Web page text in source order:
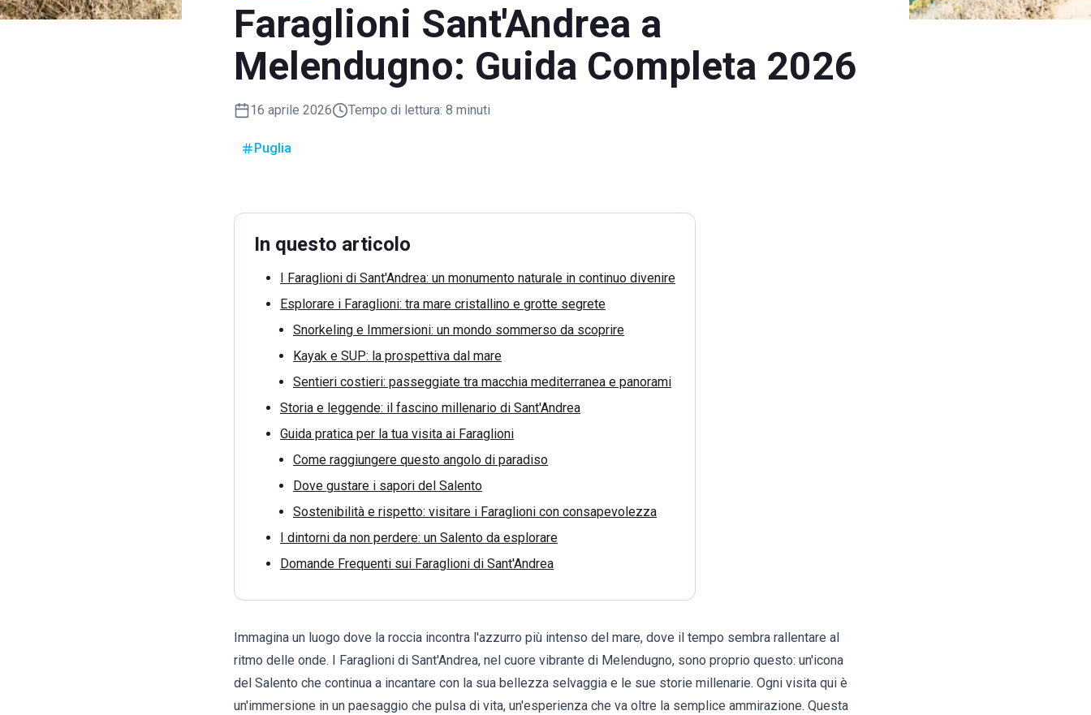
Faraglioni Sant'Andrea a
Melendugno: Guida Completa 2026
16 aprile 2026 Tempo di lettura: 8 minuti
Puglia
In questo articolo
I Faraglioni di Sant'Andrea: un monumento naturale in continuo divenire
Esplorare i Faraglioni: tra mare cristallino e grotte segrete
Snorkeling e Immersioni: un mondo sommerso da scoprire
Kayak e SUP: la prospettiva dal mare
Sentieri costieri: passeggiate tra macchia mediterranea e panorami
Storia e leggende: il fascino millenario di Sant'Andrea
Guida pratica per la tua visita ai Faraglioni
Come raggiungere questo angolo di paradiso
Dove gustare i sapori del Salento
Sostenibilità e rispetto: visitare i Faraglioni con consapevolezza
I dintorni da non perdere: un Salento da esplorare
Domande Frequenti sui Faraglioni di Sant'Andrea
Immagina un luogo dove la roccia incontra l'azzurro più intenso del mare, dove il tempo sembra rallentare al
ritmo delle onde. I Faraglioni di Sant'Andrea, nel cuore vibrante di Melendugno, sono proprio questo: un'icona
del Salento che continua a incantare con la sua bellezza selvaggia e le sue storie millenarie. Ogni visita qui è
un'immersione in un paesaggio che pulsa di vita, un'esperienza che va oltre la semplice ammirazione. Questa